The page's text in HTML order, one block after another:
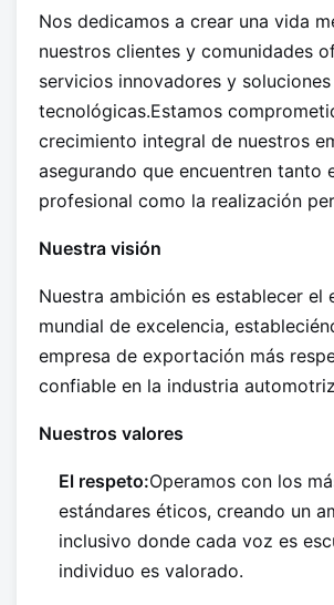
Nos dedicamos a crear una vida
nuestros clientes y comunidades
servicios innovadores y soluciones
tecnológicas.Estamos
crecimiento integral de nuestros
asegurando que encuentren tanto
profesional como la realización
Nuestra visión
Nuestra ambición es establecer el
mundial de excelencia,
empresa de exportación más
confiable en la industria
Nuestros valores
El respeto:Operamos con los
estándares éticos, creando un
inclusivo donde cada voz es
individuo es valorado.